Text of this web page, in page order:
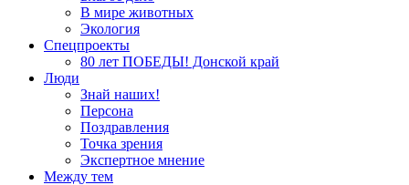
В мире животных
Экология
Спецпроекты
80 лет ПОБЕДЫ! Донской край
Люди
Знай наших!
Персона
Поздравления
Точка зрения
Экспертное мнение
Между тем